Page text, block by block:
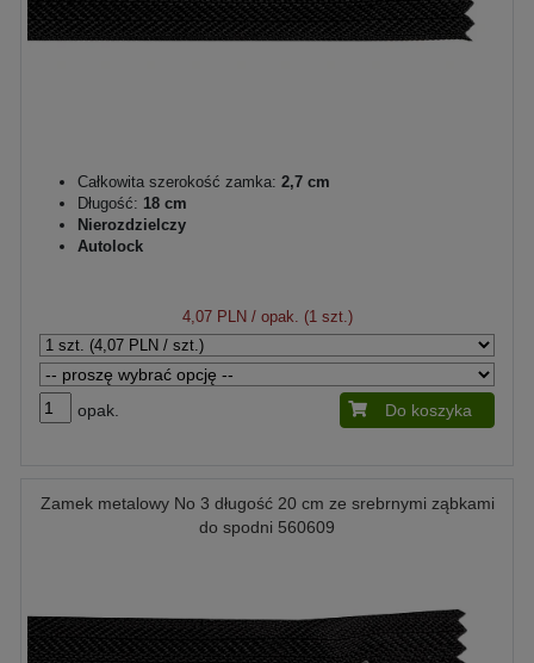
Całkowita szerokość zamka: 2,7 cm
Długość: 18 cm
Nierozdzielczy
Autolock
4,07 PLN / opak. (1 szt.)
opak. Do koszyka
Zamek metalowy No 3 długość 20 cm ze srebrnymi ząbkami
do spodni 560609